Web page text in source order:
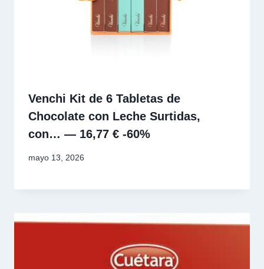
Venchi Kit de 6 Tabletas de
Chocolate con Leche Surtidas,
con… — 16,77 € -60%
mayo 13, 2026